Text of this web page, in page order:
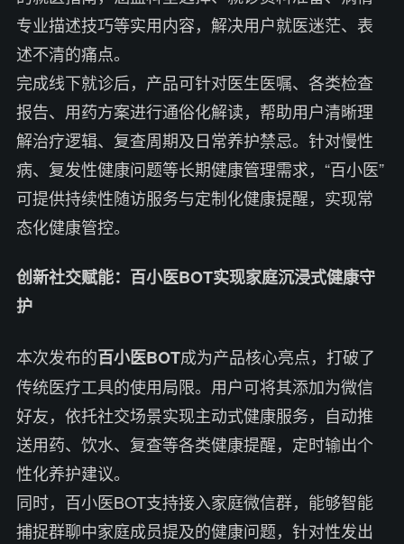
专业描述技巧等实用内容，解决用户就医迷茫、表
述不清的痛点。
完成线下就诊后，产品可针对医生医嘱、各类检查
报告、用药方案进行通俗化解读，帮助用户清晰理
解治疗逻辑、复查周期及日常养护禁忌。针对慢性
病、复发性健康问题等长期健康管理需求，“百小医”
可提供持续性随访服务与定制化健康提醒，实现常
态化健康管控。
创新社交赋能：百小医BOT实现家庭沉浸式健康守
护
本次发布的百小医BOT成为产品核心亮点，打破了
传统医疗工具的使用局限。用户可将其添加为微信
好友，依托社交场景实现主动式健康服务，自动推
送用药、饮水、复查等各类健康提醒，定时输出个
性化养护建议。
同时，百小医BOT支持接入家庭微信群，能够智能
捕捉群聊中家庭成员提及的健康问题，针对性发出